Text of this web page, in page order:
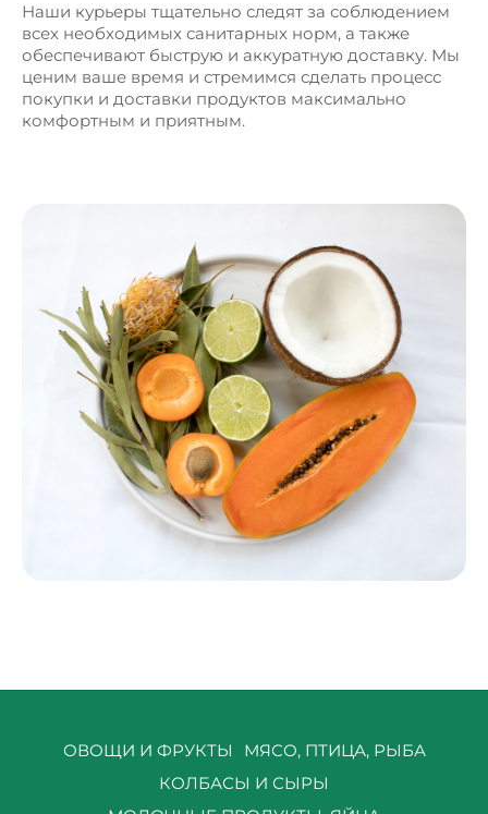
Наши курьеры тщательно следят за соблюдением
всех необходимых санитарных норм, а также
обеспечивают быструю и аккуратную доставку. Мы
ценим ваше время и стремимся сделать процесс
покупки и доставки продуктов максимально
комфортным и приятным.
ОВОЩИ И ФРУКТЫ
МЯСО, ПТИЦА, РЫБА
КОЛБАСЫ И СЫРЫ